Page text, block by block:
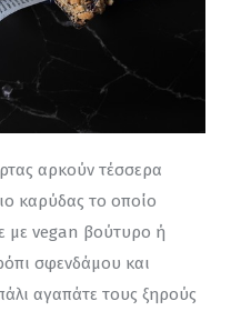
αρκούν τέσσερα
καρύδας το οποίο
με vegan βούτυρο ή
σφενδάμου και
αγαπάτε τους ξηρούς